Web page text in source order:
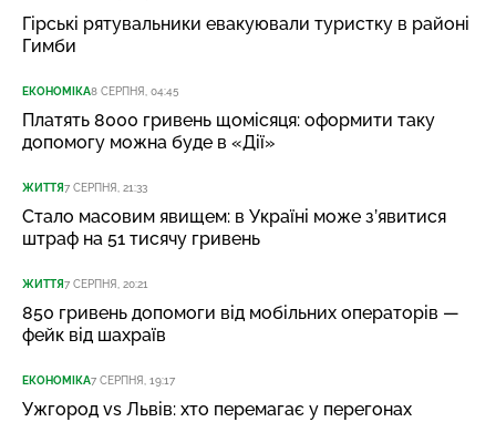
Гірські рятувальники евакуювали туристку в районі
Гимби
ЕКОНОМІКА8 СЕРПНЯ, 04:45
Платять 8000 гривень щомісяця: оформити таку
допомогу можна буде в «Дії»
ЖИТТЯ7 СЕРПНЯ, 21:33
Стало масовим явищем: в Україні може з’явитися
штраф на 51 тисячу гривень
ЖИТТЯ7 СЕРПНЯ, 20:21
850 гривень допомоги від мобільних операторів —
фейк від шахраїв
ЕКОНОМІКА7 СЕРПНЯ, 19:17
Ужгород vs Львів: хто перемагає у перегонах